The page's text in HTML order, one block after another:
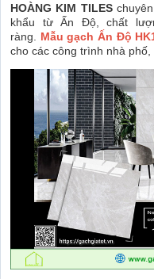
HOÀNG KIM TILESchuyên
khẩu từ Ấn Độ, chất
ràng.
Mẫu gạch Ấn Độ
cho các công trình nhà